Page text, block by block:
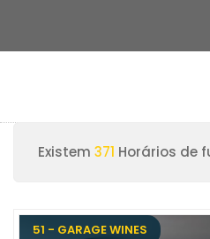
Existem 371 Horários de
51 - GARAGE WINES